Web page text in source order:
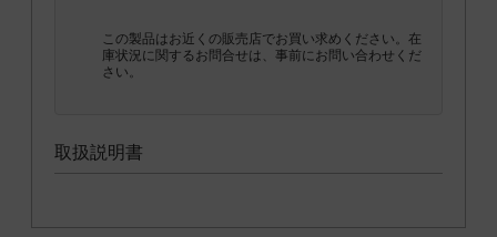
この製品はお近くの販売店でお買い求めください。在
庫状況に関するお問合せは、事前にお問い合わせくだ
さい。
取扱説明書